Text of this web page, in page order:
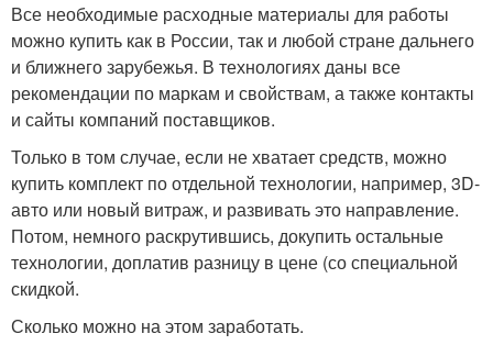
Все необходимые расходные материалы для работы
можно купить как в России, так и любой стране дальнего
и ближнего зарубежья. В технологиях даны все
рекомендации по маркам и свойствам, а также контакты
и сайты компаний поставщиков.
Только в том случае, если не хватает средств, можно
купить комплект по отдельной технологии, например, 3D-
авто или новый витраж, и развивать это направление.
Потом, немного раскрутившись, докупить остальные
технологии, доплатив разницу в цене (со специальной
скидкой.
Сколько можно на этом заработать.